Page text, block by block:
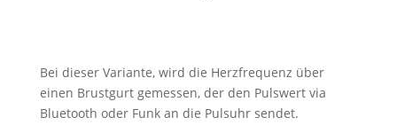
Bei dieser Variante, wird die Herzfrequenz über
einen Brustgurt gemessen, der den Pulswert via
Bluetooth oder Funk an die Pulsuhr sendet.